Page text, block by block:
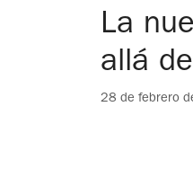
La
allá
28 de febrero